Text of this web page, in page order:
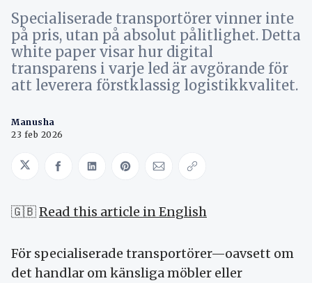
Specialiserade transportörer vinner inte
på pris, utan på absolut pålitlighet. Detta
white paper visar hur digital
transparens i varje led är avgörande för
att leverera förstklassig logistikkvalitet.
Manusha
23 feb 2026
Share on Twitter
Share on Facebook
Share on LinkedIn
Share on Pinterest
Share via Email
Copy link
🇬🇧Read this article in English
För specialiserade transportörer—oavsett om
det handlar om känsliga möbler eller